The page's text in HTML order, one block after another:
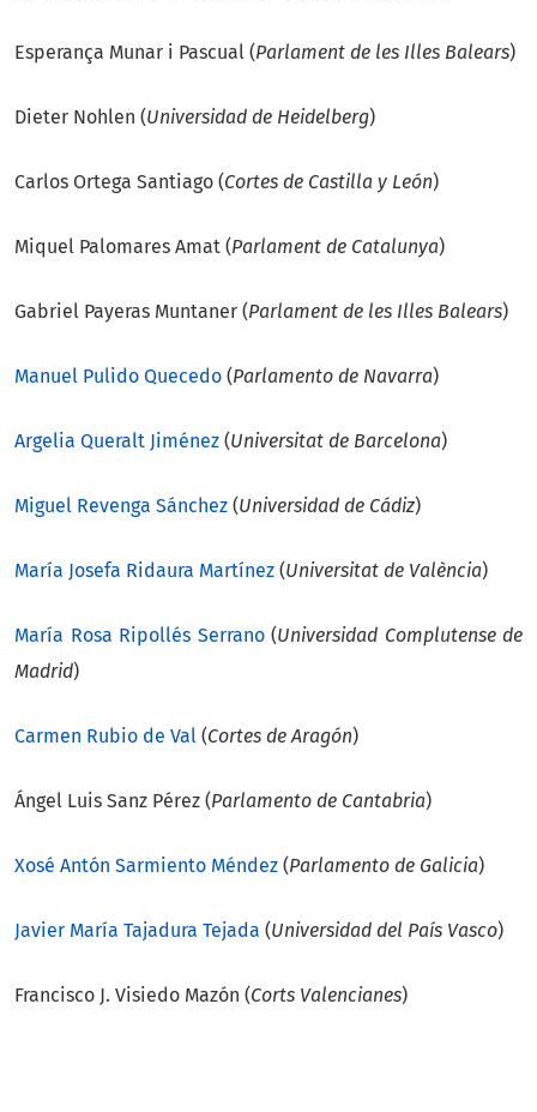
Esperança Munar i Pascual (Parlament de les Illes Balears)
Dieter Nohlen (Universidad de Heidelberg)
Carlos Ortega Santiago (Cortes de Castilla y León)
Miquel Palomares Amat (Parlament de Catalunya)
Gabriel Payeras Muntaner (Parlament de les Illes Balears)
Manuel Pulido Quecedo (Parlamento de Navarra)
Argelia Queralt Jiménez (Universitat de Barcelona)
Miguel Revenga Sánchez (Universidad de Cádiz)
María Josefa Ridaura Martínez (Universitat de València)
María Rosa Ripollés Serrano(Universidad Complutense de
Madrid)
Carmen Rubio de Val (Cortes de Aragón)
Ángel Luis Sanz Pérez (Parlamento de Cantabria)
Xosé Antón Sarmiento Méndez (Parlamento de Galicia)
Javier María Tajadura Tejada (Universidad del País Vasco)
Francisco J. Visiedo Mazón (Corts Valencianes)